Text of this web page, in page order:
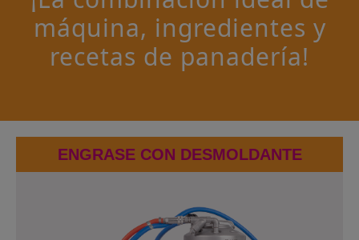
máquina, ingredientes y
recetas de panadería!
ENGRASE CON DESMOLDANTE